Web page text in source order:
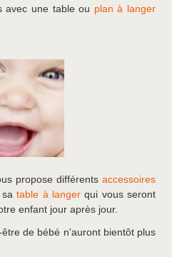
avec une table ou plan à langer
propose différents accessoires
satable à langer qui vous seront
enfant jour après jour.
de bébé n'auront bientôt plus